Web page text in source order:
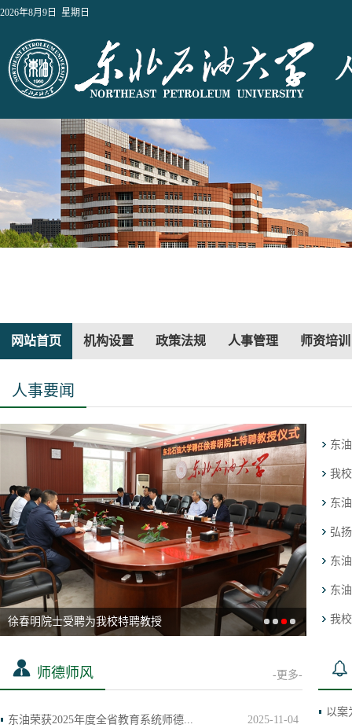
2026年8月9日 星期日
网站首页 机构设置 政策法规 人事管理 师资培训
人事要闻
徐春明院士受聘为我校特聘教授
我
师德师风 -更多-
2025-11-04
东油荣获2025年度全省教育系统师德...
以案